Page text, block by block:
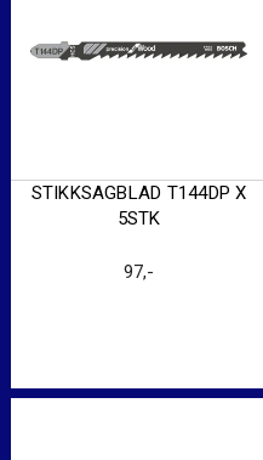
STIKKSAGBLAD T144DP X
5STK
97,-